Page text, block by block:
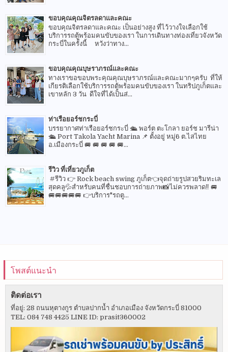
ขอบคุณคุณจิตรลดาและคณะ
ขอบคุณจิตรลดาและคณะ เป็นอย่างสูง ที่ไว้วางใจเลือกใช้
บริการรถตู้พร้อมคนขับของเรา ในการเดินทางท่องเที่ยวจังหวัด
กระบี่ในครั้งนี้ หวังว่าทาง...
ขอบคุณคุณบุษราภรณ์และคณะ
ทางเราขอขอบพระคุณคุณบุษราภรณ์และคณะมากๆครับ ที่ให้
เกียรติเลือกใช้บริการรถตู้พร้อมคนขับของเรา ในทริปภูเก็ตและ
เขาหลัก 3 วัน ดีใจที่ได้เป็นส่...
ท่าเรือยอร์ชกระบี่
บรรยากาศท่าเรือยอร์ชกระบี่ 🛳 พอร์ต ตะโกลา ยอร์ช มารีน่า
🛳 Port Takola Yacht Marina 📌 ตั้งอยู่ หมู่6 ต.ไสไทย
อ.เมืองกระบี่ 🚐 🚐 🚐 🚐 🚐...
รีวิว ที่เที่ยวภูเก็ต
#รีวิว 👉 Rock beach swing ภูเก็ต👈จุดถ่ายรูปสวยริมทะเล
สุดคลู💦สำหรับคนที่ชื่นชอบการถ่ายภาพ📸ไม่ควรพลาด‼️ 🚐
🚐🚐🚐🚐🚐 👉บริการ"รถตู...
โพสต์แนะนำ
ติดต่อเรา
ที่อยู่: 28 ถนนหุตางกูร ตำบลปากน้ำ อำเภอเมือง จังหวัดกระบี่ 81000
TEL: 084 748 4425 LINE ID: prasit360002